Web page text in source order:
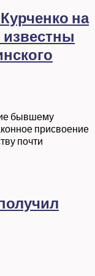
на
известны
бывшему
присвоение
почти